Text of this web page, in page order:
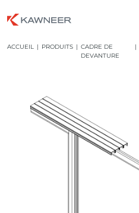
ACCUEIL | PRODUITS | CADRE DE
DEVANTURE
|